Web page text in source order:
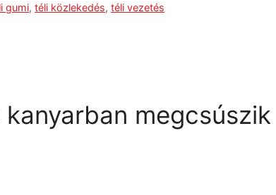
gumi,téli közlekedés,téli vezetés
megcsúszik